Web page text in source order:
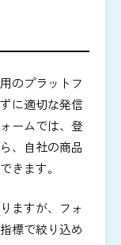
のプラットフ
に適切な発信
ームでは、登
、自社の商品
きます。
ますが、フォ
標で絞り込め